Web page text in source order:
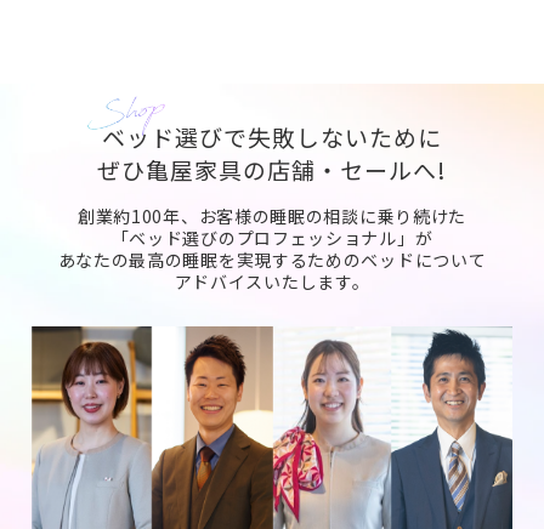
ベッド選びで失敗しないために
ぜひ亀屋家具の店舗・セールへ!
創業約100年、お客様の睡眠の相談に乗り続けた
「ベッド選びのプロフェッショナル」が
あなたの最高の睡眠を実現するためのベッドについて
アドバイスいたします。